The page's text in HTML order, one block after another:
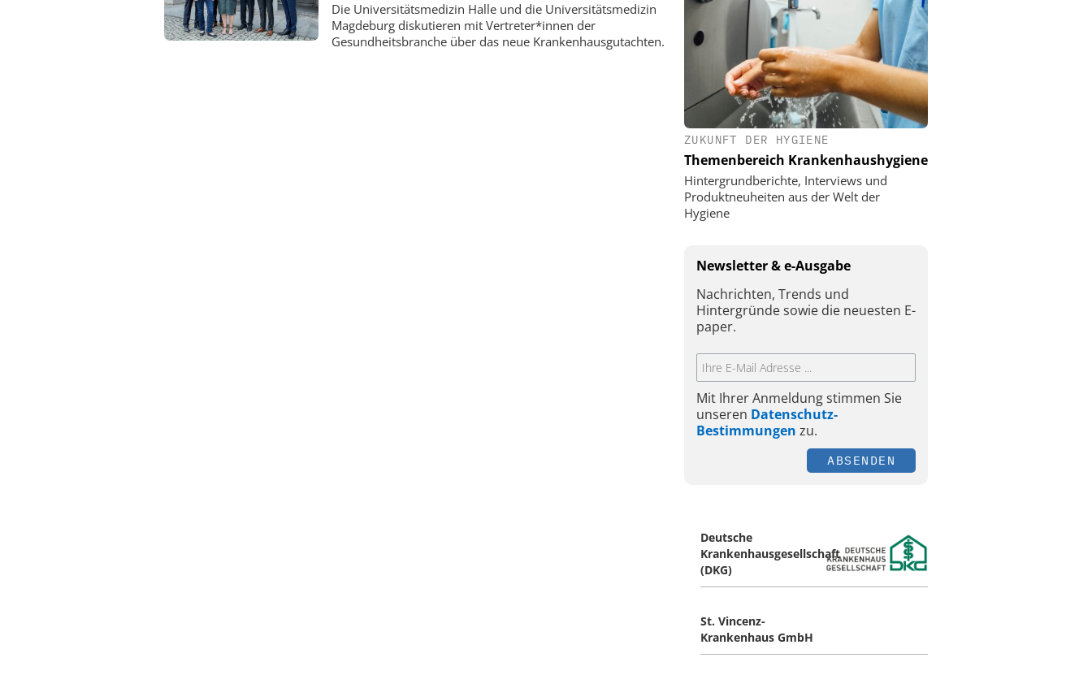
Die Universitätsmedizin Halle und die Universitätsmedizin
Magdeburg diskutieren mit Vertreter*innen der
Gesundheitsbranche über das neue Krankenhausgutachten.
ZUKUNFT DER HYGIENE
Themenbereich Krankenhaushygiene
Hintergrundberichte, Interviews und
Produktneuheiten aus der Welt der
Hygiene
Newsletter & e-Ausgabe
Nachrichten, Trends und
Hintergründe sowie die neuesten E-
paper.
Mit Ihrer Anmeldung stimmen Sie
unseren Datenschutz-
Bestimmungen zu.
ABSENDEN
Deutsche
Krankenhausgesellschaft
(DKG)
St. Vincenz-
Krankenhaus GmbH